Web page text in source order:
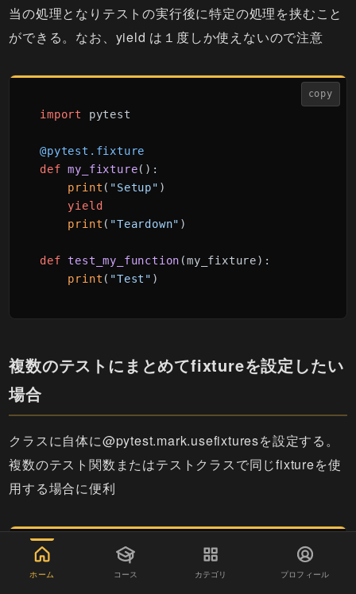
当の処理となりテストの実行後に特定の処理を挟むこと
ができる。なお、yield は１度しか使えないので注意
copy
import pytest
@pytest.fixture
def my_fixture():
print ( "Setup" )
yield
print ( "Teardown" )
def test_my_function (my_fixture):
print ( "Test" )
複数のテストにまとめてfixtureを設定したい
場合
クラスに自体に@pytest.mark.usefixturesを設定する。
複数のテスト関数またはテストクラスで同じfixtureを使
用する場合に便利
copy
import pytest
ホーム コース カテゴリ プロフィール